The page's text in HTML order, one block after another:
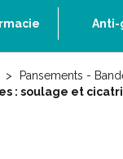
Anti-
Pansements -
: soulage et